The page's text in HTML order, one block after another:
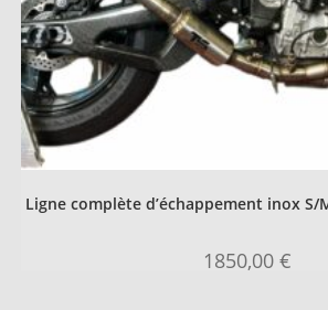
Ligne complète d’échappement inox S/
1850,00 €